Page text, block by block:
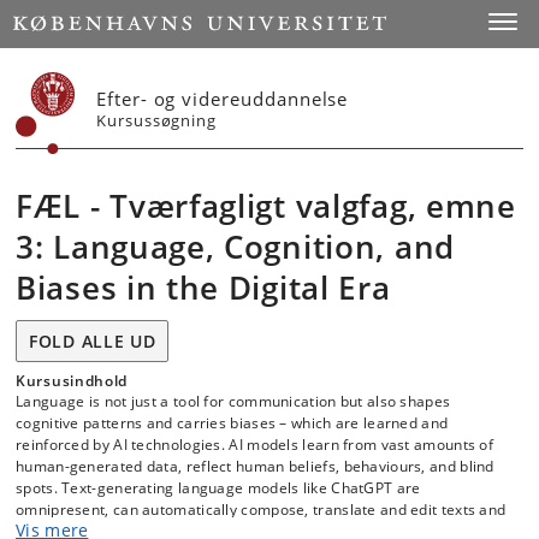
Start
Efter- og videreuddannelse
Kursussøgning
FÆL - Tværfagligt valgfag, emne
3: Language, Cognition, and
Biases in the Digital Era
FOLD ALLE UD
Kursusindhold
Language is not just a tool for communication but also shapes
cognitive patterns and carries biases – which are learned and
reinforced by AI technologies. AI models learn from vast amounts of
human-generated data, reflect human beliefs, behaviours, and blind
spots. Text-generating language models like ChatGPT are
omnipresent, can automatically compose, translate and edit texts and
are about to fundamentally change Humanities and scientific practice.
Vis mere